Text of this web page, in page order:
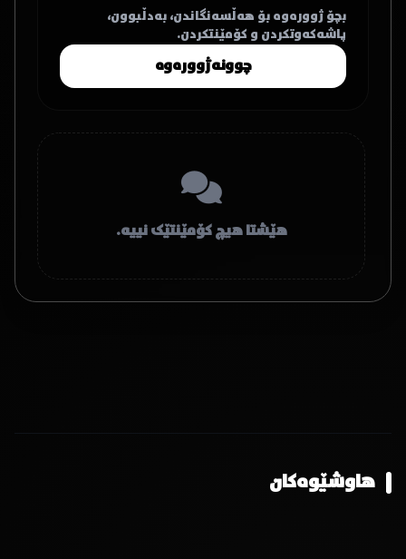
بچۆ ژوورەوە بۆ هەڵسەنگاندن، بەدڵبوون،
پاشەکەوتکردن و کۆمێنتکردن.
چوونەژوورەوە
هێشتا هیچ کۆمێنتێک نییە.
هاوشێوەکان